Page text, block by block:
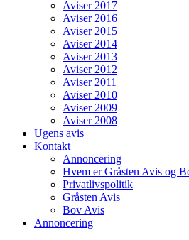
Aviser 2017
Aviser 2016
Aviser 2015
Aviser 2014
Aviser 2013
Aviser 2012
Aviser 2011
Aviser 2010
Aviser 2009
Aviser 2008
Ugens avis
Kontakt
Annoncering
Hvem er Gråsten Avis og
Privatlivspolitik
Gråsten Avis
Bov Avis
Annoncering